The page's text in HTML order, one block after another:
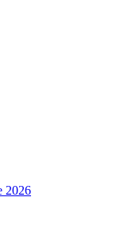
2026